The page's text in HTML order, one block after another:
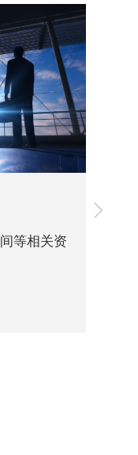
下
等相关资